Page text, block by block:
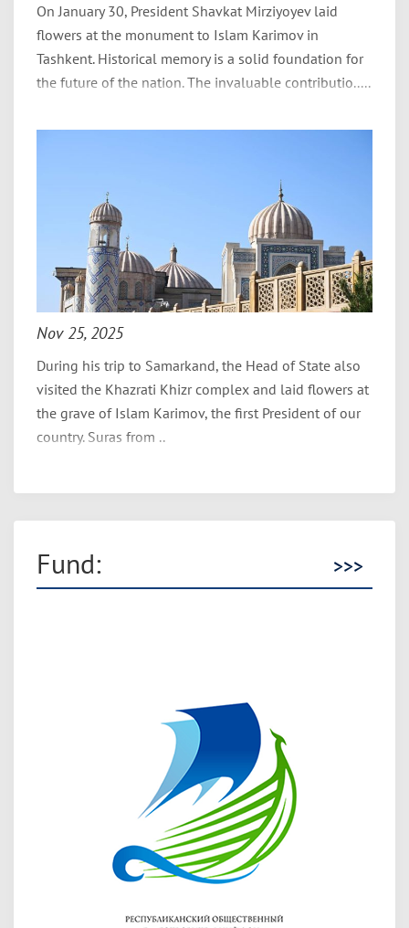
On January 30, President Shavkat Mirziyoyev laid
flowers at the monument to Islam Karimov in
Tashkent. Historical memory is a solid foundation for
the future of the nation. The invaluable contributio.....
Nov 25, 2025
During his trip to Samarkand, the Head of State also
visited the Khazrati Khizr complex and laid flowers at
the grave of Islam Karimov, the first President of our
country. Suras from ..
Fund: >>>